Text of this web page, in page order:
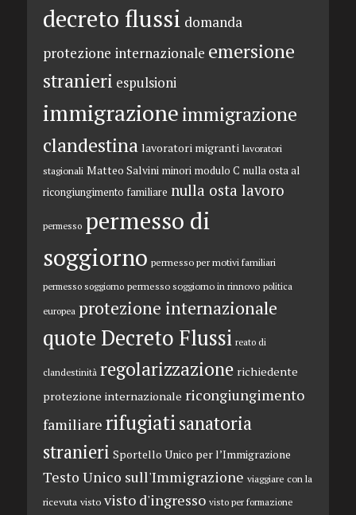
decreto flussi domanda
protezione internazionale emersione
stranieri espulsioni
immigrazioneimmigrazione
clandestina lavoratori migranti lavoratori
stagionali Matteo Salvini minori modulo C nulla osta al
ricongiungimento familiare nulla osta lavoro
permesso permesso di
soggiorno permesso per motivi familiari
permesso soggiorno permesso soggiorno in rinnovo politica
europea protezione internazionale
quote Decreto Flussi reato di
clandestinità regolarizzazione richiedente
protezione internazionale ricongiungimento
familiare rifugiatisanatoria
stranieri Sportello Unico per l’Immigrazione
Testo Unico sull'Immigrazione viaggiare con la
ricevuta visto visto d'ingresso visto per formazione